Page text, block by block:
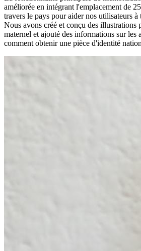
améliorée en intégrant l'emplacement de
travers le pays pour aider nos utilisateurs
Nous avons créé et conçu des illustrations
maternel et ajouté des informations sur les
comment obtenir une pièce d'identité